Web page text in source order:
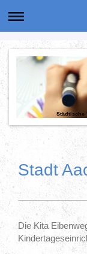
Städtische
Stadt
Die Kita